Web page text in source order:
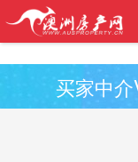
买家中